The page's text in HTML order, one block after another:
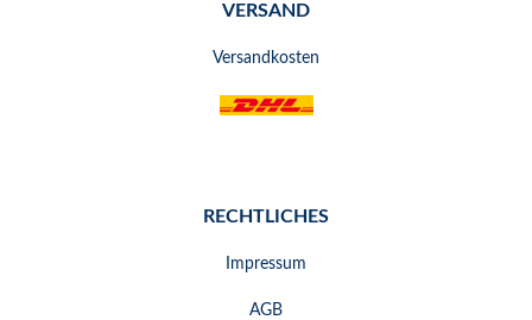
VERSAND
Versandkosten
RECHTLICHES
Impressum
AGB